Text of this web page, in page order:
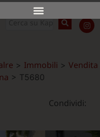
> Immobili > Vendita
> T5680
Condividi: